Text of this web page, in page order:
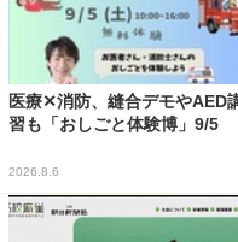
医療✕消防、縫合デモやAED
習も「おしごと体験博」9/5
2026.8.6